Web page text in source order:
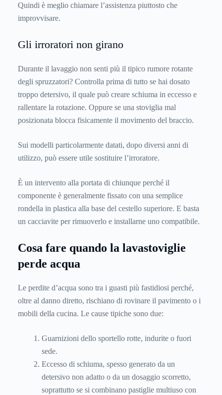
Quindi è meglio chiamare l’assistenza piuttosto che
improvvisare.
Gli irroratori non girano
Durante il lavaggio non senti più il tipico rumore rotante
degli spruzzatori? Controlla prima di tutto se hai dosato
troppo detersivo, il quale può creare schiuma in eccesso e
rallentare la rotazione. Oppure se una stoviglia mal
posizionata blocca fisicamente il movimento del braccio.
Sui modelli particolarmente datati, dopo diversi anni di
utilizzo, può essere utile sostituire l’irroratore.
È un intervento alla portata di chiunque perché il
componente è generalmente fissato con una semplice
rondella in plastica alla base del cestello superiore. E basta
un cacciavite per rimuoverlo e installarne uno compatibile.
Cosa fare quando la lavastoviglie
perde acqua
Le perdite d’acqua sono tra i guasti più fastidiosi perché,
oltre al danno diretto, rischiano di rovinare il pavimento o i
mobili della cucina. Le cause tipiche sono due:
Guarnizioni dello sportello rotte, indurite o fuori
sede.
Eccesso di schiuma, spesso generato da un
detersivo non adatto o da un dosaggio scorretto,
soprattutto se si combinano pastiglie multiuso con